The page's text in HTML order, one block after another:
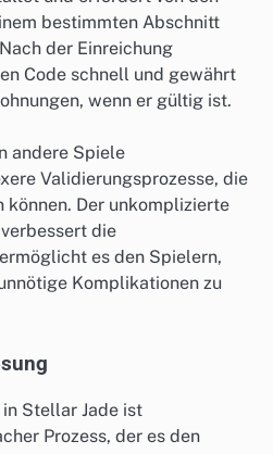
bestimmten Abschnitt
der Einreichung
Code schnell und gewährt
wenn er gültig ist.
andere Spiele
Validierungsprozesse, die
Der unkomplizierte
die
es den Spielern,
Komplikationen zu
in Stellar Jade ist
Prozess, der es den